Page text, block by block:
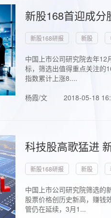
新股168首迎成
新股168研报 新股
中国上市公司研究院去年
标，筛选出值得重点关注的
指数累计上涨8....
杨霞/文
2018-05-18
科技股高歌猛进
新股168研报 新股
中国上市公司研究院筛选的
股票价格创历史新高，赚钱
管仍在延续，3月1...